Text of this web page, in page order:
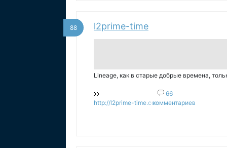
88 l2prime-time
Lineage, как в старые добрые времена,
http://l2prime-time.com
66
комментариев